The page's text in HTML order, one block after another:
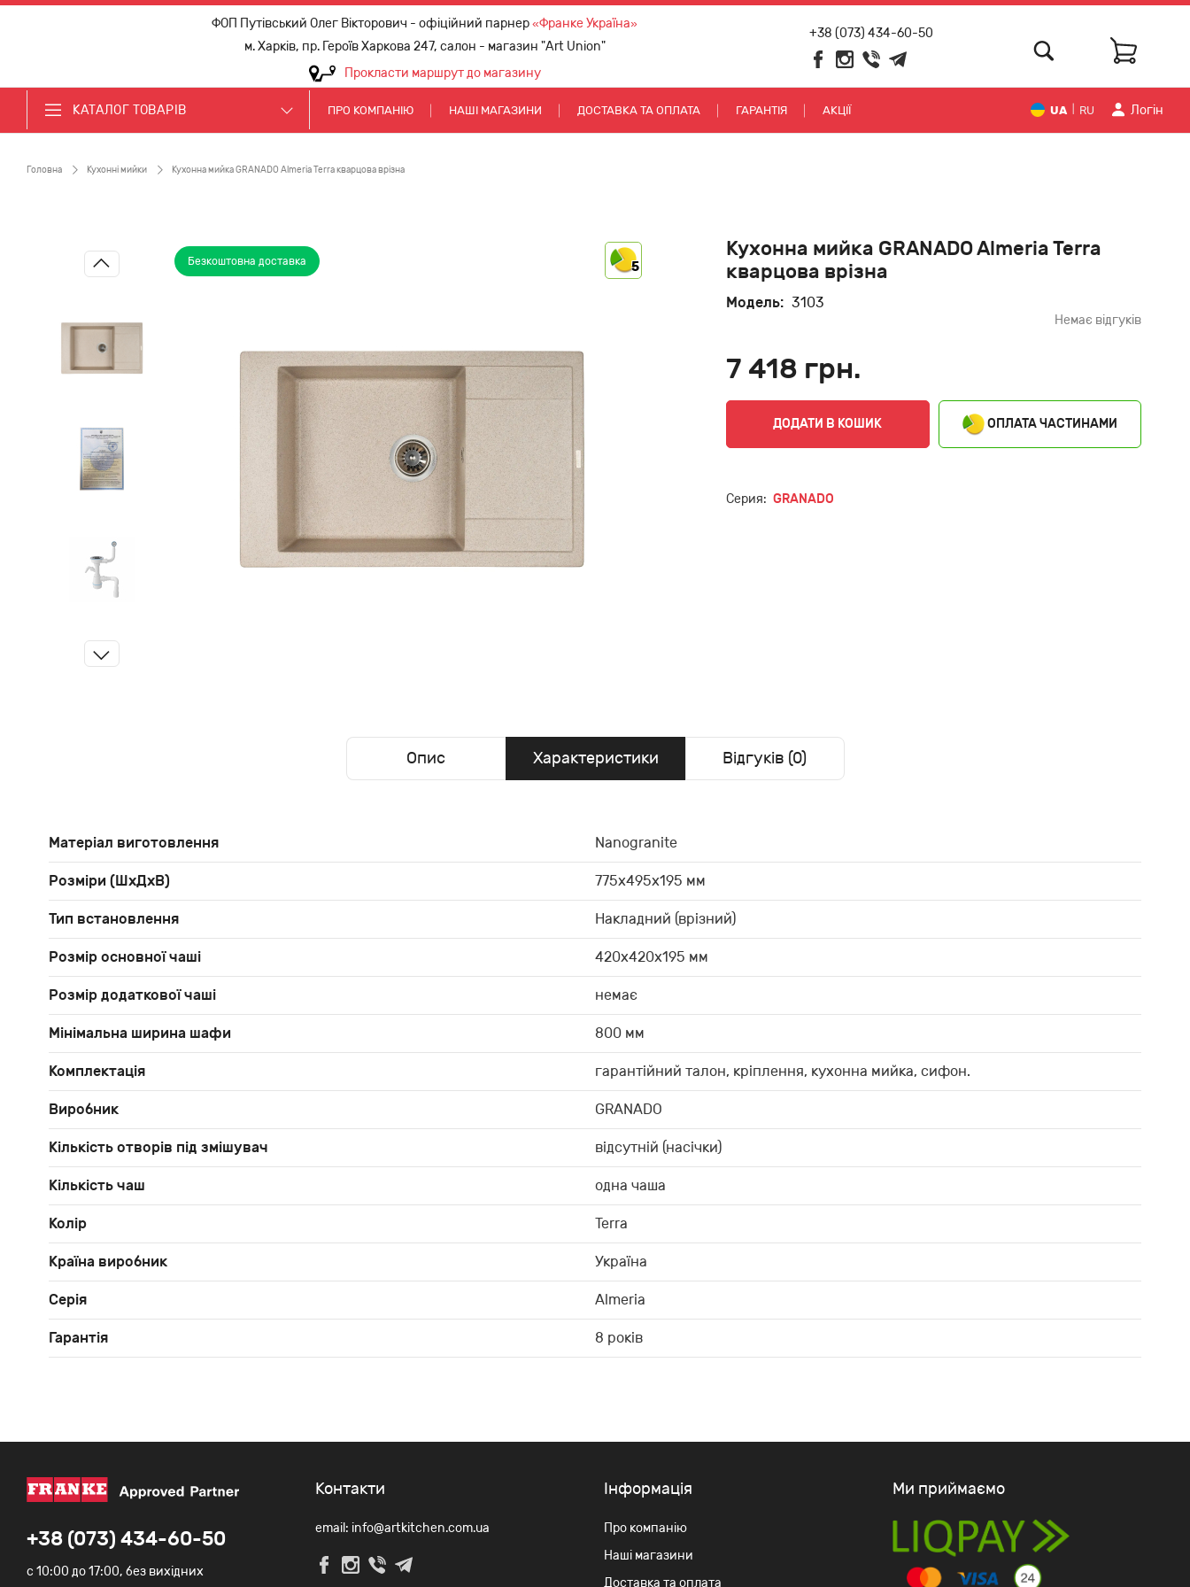
ФОП Путівський Олег Вікторович - офіційний парнер«Франке Україна»
м. Харків, пр. Героїв Харкова 247, салон - магазин "Art Union"
Прокласти маршрут до магазину
+38 (073) 434-60-50
КАТАЛОГ ТОВАРІВ ПРО КОМПАНІЮ НАШІ МАГАЗИНИ ДОСТАВКА ТА ОПЛАТА ГАРАНТІЯ АКЦІЇ UA RU Логiн
Головна Кухонні мийки Кухонна мийка GRANADO Almeria Terra кварцова врізна
Безкоштовна доставка 5
Кухонна мийка GRANADO Almeria Terra
кварцова врізна
Модель: 3103
Немає відгуків
7 418 грн.
ДОДАТИ В КОШИК ОПЛАТА ЧАСТИНАМИ
Серия: GRANADO
Опис Характеристики Відгуків (0)
Матеріал виготовлення Nanogranite
Розміри (ШхДхВ) 775х495х195 мм
Тип встановлення Накладний (врізний)
Розмір основної чаші 420x420x195 мм
Розмір додаткової чаші немає
Мінімальна ширина шафи 800 мм
Комплектація гарантійний талон, кріплення, кухонна мийка, сифон.
Виробник GRANADO
Кількість отворів під змішувач відсутній (насічки)
Кількість чаш одна чаша
Колір Terra
Країна виробник Україна
Серія Almeria
Гарантія 8 років
+38 (073) 434-60-50
c 10:00 до 17:00, без вихідних
Контакти
email: info@artkitchen.com.ua
Iнформація
Про компанію
Наші магазини
Доставка та оплата
Ми приймаємо